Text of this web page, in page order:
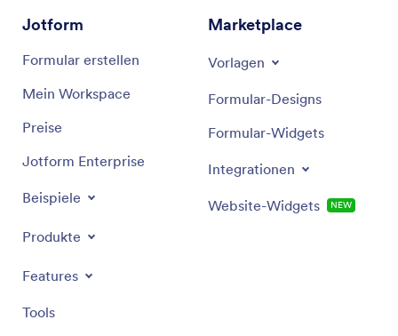
Jotform
Formular erstellen
Mein Workspace
Preise
Jotform Enterprise
Beispiele
Produkte
Features
Tools
Marketplace
Vorlagen
Formular-Designs
Formular-Widgets
Integrationen
Website-Widgets NEW